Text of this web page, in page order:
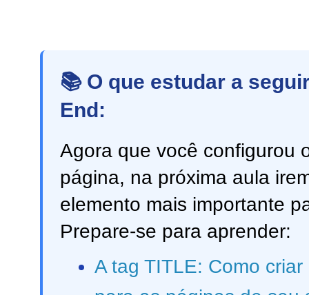
📚 O que estudar a
End:
Agora que você configurou
página, na próxima aula
elemento mais importante
Prepare-se para aprender:
A tag TITLE: Como